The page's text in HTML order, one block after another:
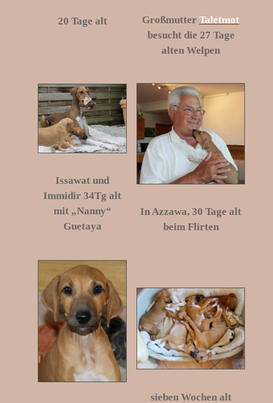
20 Tage alt Großmutter Taletmot
besucht die 27 Tage
alten Welpen
Issawat und
Immidir 34Tg alt
mit „Nanny“
Guetaya
In Azzawa, 30 Tage alt
beim Flirten
sieben Wochen alt